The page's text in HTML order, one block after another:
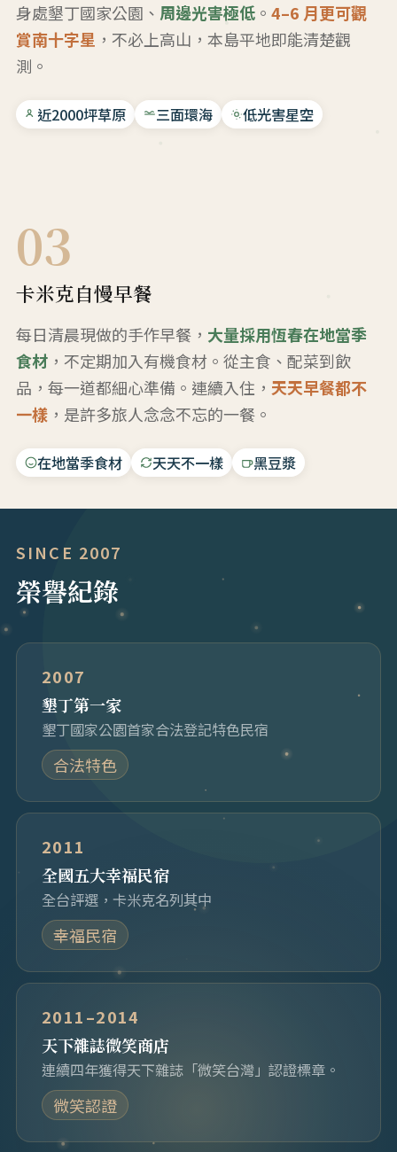
身處墾丁國家公園、 周邊光害極低。 4–6 月更可觀
賞南十字星 ，不必上高山，本島平地即能清楚觀
測。
近2000坪草原 三面環海 低光害星空
03
卡米克自慢早餐
每日清晨現做的手作早餐， 大量採用恆春在地當季
食材，不定期加入有機食材。從主食、配菜到飲
品，每一道都細心準備。連續入住， 天天早餐都不
一樣，是許多旅人念念不忘的一餐。
在地當季食材 天天不一樣 黑豆漿
SINCE 2007
榮譽紀錄
2007
墾丁第一家
墾丁國家公園首家合法登記特色民宿
合法特色
2011
全國五大幸福民宿
全台評選，卡米克名列其中
幸福民宿
2011–2014
天下雜誌微笑商店
連續四年獲得天下雜誌「微笑台灣」認證標章。
微笑認證